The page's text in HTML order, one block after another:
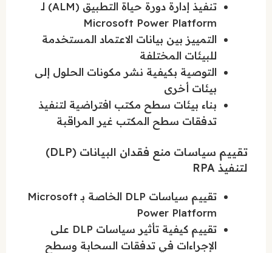
تنفيذ إدارة دورة حياة التطبيق (ALM) لـ
Microsoft Power Platform
التمييز بين بيانات الاعتماد المستخدمة
للبيئات المختلفة
التوصية بكيفية نشر مكونات الحلول إلى
بيئات أخرى
بناء بيئات سطح مكتب افتراضية لتنفيذ
تدفقات سطح المكتب غير المراقبة
تقييم سياسات منع فقدان البيانات (DLP)
لتنفيذ RPA
تقييم سياسات DLP الخاصة بـ Microsoft
Power Platform
تقييم كيفية تأثير سياسات DLP على
الإجراءات في تدفقات السحابة وسطح